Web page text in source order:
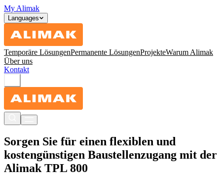
My Alimak
Languages
Temporäre LösungenPermanente LösungenProjekteWarum Alimak
Über uns
Kontakt
Sorgen Sie für einen flexiblen und
kostengünstigen Baustellenzugang mit der
Alimak TPL 800